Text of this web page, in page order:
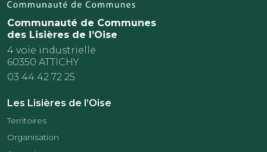
Communauté de Communes
des Lisières de l’Oise
4 voie industrielle
60350 ATTICHY
03 44 42 72 25
Les Lisières de l’Oise
Territoires
Organisation